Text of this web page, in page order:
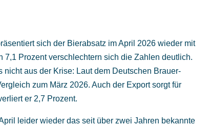
sich der Bierabsatz im April 2026 wieder mit
Prozent verschlechtern sich die Zahlen deutlich.
aus der Krise: Laut dem Deutschen Brauer-
zum März 2026. Auch der Export sorgt für
er 2,7 Prozent.
leider wieder das seit über zwei Jahren bekannte